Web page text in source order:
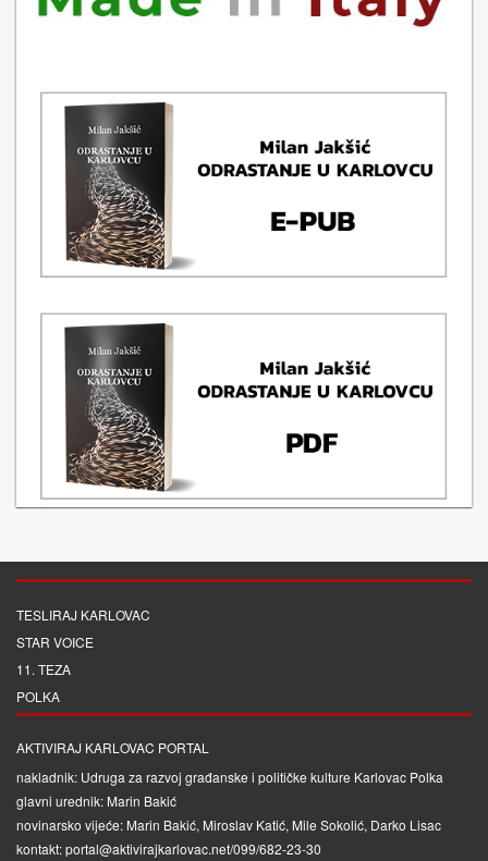
TESLIRAJ KARLOVAC
STAR VOICE
11. TEZA
POLKA
AKTIVIRAJ KARLOVAC PORTAL
nakladnik: Udruga za razvoj građanske i političke kulture Karlovac Polka
glavni urednik: Marin Bakić
novinarsko vijeće: Marin Bakić, Miroslav Katić, Mile Sokolić, Darko Lisac
kontakt: portal@aktivirajkarlovac.net/099/682-23-30